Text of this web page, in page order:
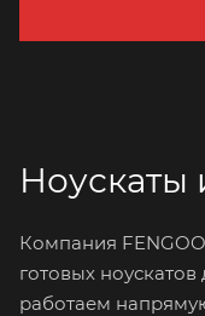
Ноускаты
Компания
готовых
работаем